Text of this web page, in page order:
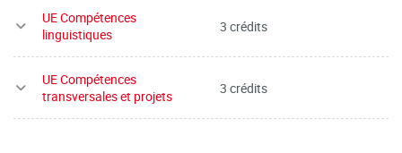
UE Compétences
linguistiques
3 crédits
UE Compétences
transversales et projets
3 crédits